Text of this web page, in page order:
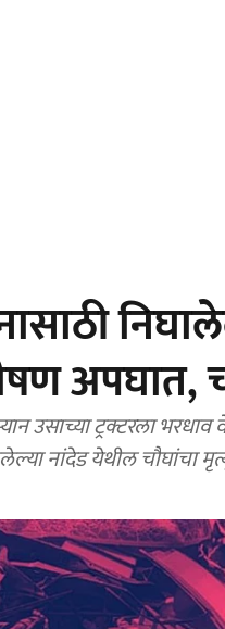
अपघात,
उसाच्या ट्रक्टरला
नांदेड येथील चौघांचा